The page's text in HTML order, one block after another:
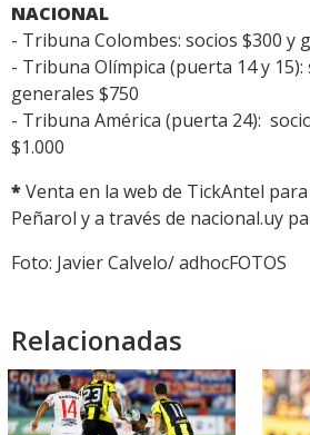
NACIONAL
- Tribuna Colombes: socios $300 y
- Tribuna Olímpica (puerta 14 y 15):
generales $750
- Tribuna América (puerta 24):
$1.000
*Venta en la web de TickAntel
Peñarol y a través de nacional.uy
Foto: Javier Calvelo/ adhocFOTOS
Relacionadas